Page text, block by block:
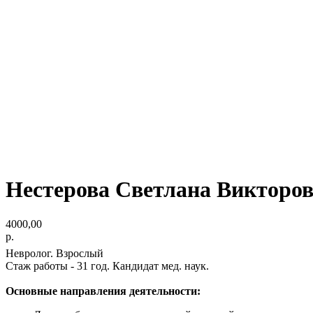
Нестерова Светлана
4000,00
р.
Невролог. Взрослый
Стаж работы - 31 год. Кандидат мед. наук.
Основные направления деятельности: